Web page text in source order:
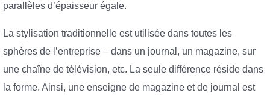
parallèles d’épaisseur égale.
La stylisation traditionnelle est utilisée dans toutes les
sphères de l’entreprise – dans un journal, un magazine, sur
une chaîne de télévision, etc. La seule différence réside dans
la forme. Ainsi, une enseigne de magazine et de journal est